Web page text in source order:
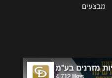
מבצעים